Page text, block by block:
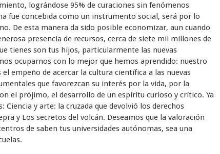
lográndose 95% de curaciones sin fenómenos
fue concebida como un instrumento social, será por lo
De esta manera da sido posible economizar, aun cuando
presencia de recursos, cerca de siete mil millones de
tienes son tus hijos, particularmente las nuevas
ocuparnos con lo mejor que hemos aprendido: nuestro
empeño de acercar la cultura científica a las nuevas
que favorezcan su interés por la vida, por la
el prójimo, el desarrollo de un espíritu curioso y crítico. Ya
Ciencia y arte: la cruzada que devolvió los derechos
y Los secretos del volcán. Deseamos que la valoración
de saben tus universidades autónomas, sea una